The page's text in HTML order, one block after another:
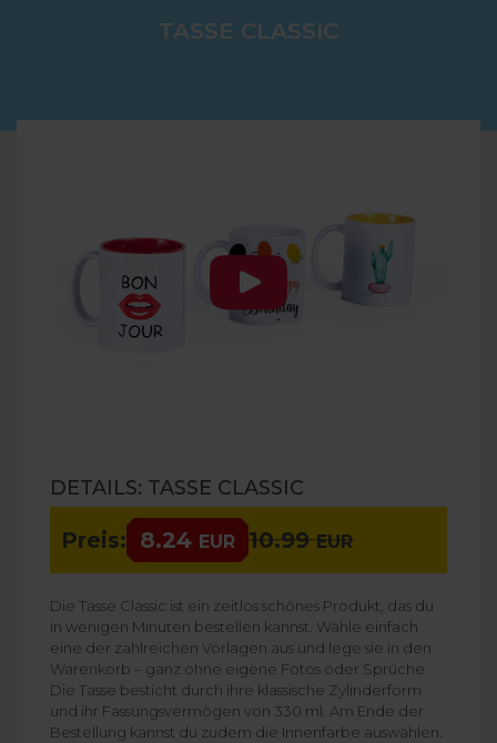
TASSE CLASSIC
DETAILS: TASSE CLASSIC
Preis: 8.24 EUR 10.99EUR
Die Tasse Classic ist ein zeitlos schönes Produkt, das du
in wenigen Minuten bestellen kannst. Wähle einfach
eine der zahlreichen Vorlagen aus und lege sie in den
Warenkorb – ganz ohne eigene Fotos oder Sprüche.
Die Tasse besticht durch ihre klassische Zylinderform
und ihr Fassungsvermögen von 330 ml. Am Ende der
Bestellung kannst du zudem die Innenfarbe auswählen.